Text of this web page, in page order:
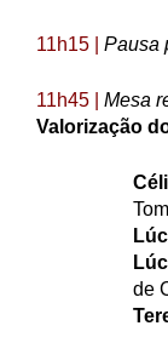
11h15 | Pausa
11h45 | Mesa
Valorização
de